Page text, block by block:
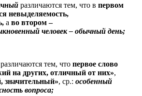
различаются тем, что в первом
невыделяемость,
а во втором–
человек– обычный день;
различаются тем, что первое слово
на других, отличный от них»,
значительный», ср.: особенный
вопроса;